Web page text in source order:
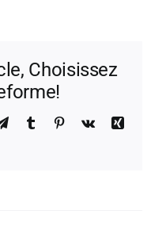
Choisissez
TelegramTumblr Pinterest
Vk
Xing